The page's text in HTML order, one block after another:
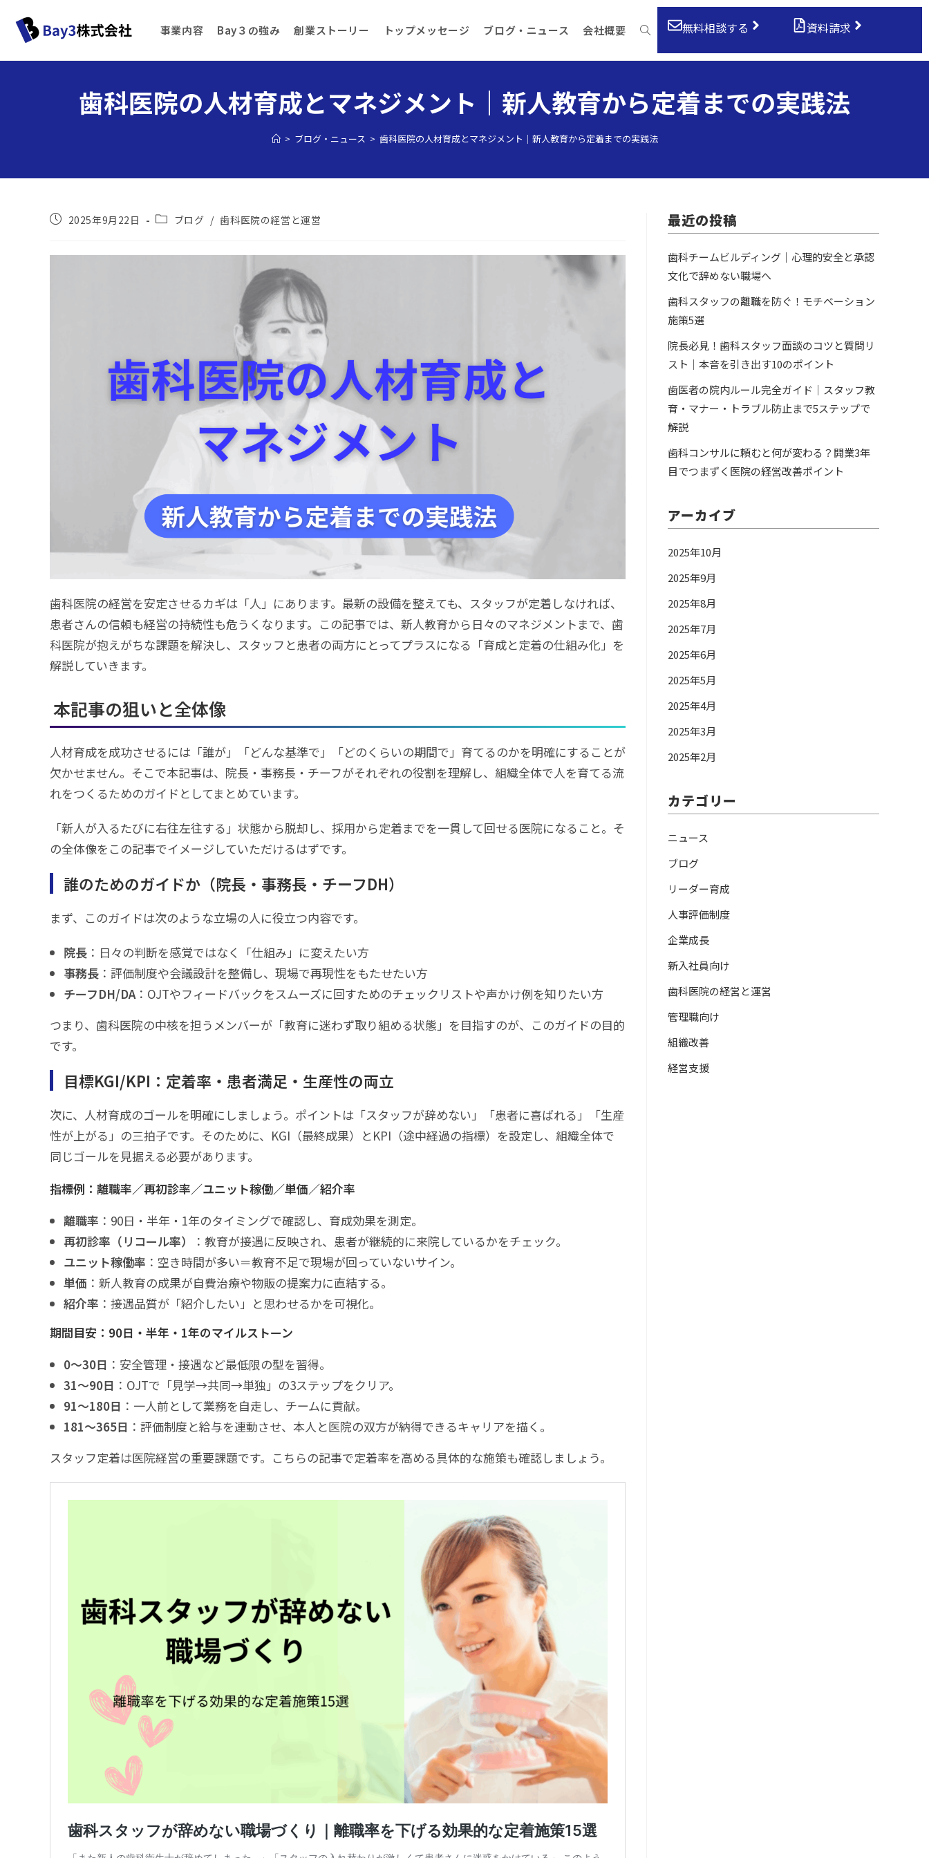
事業内容 Bay３の強み 創業ストーリー トップメッセージ ブログ・ニュース 会社概要 無料相談する 資料請求
歯科医院の人材育成とマネジメント｜新人教育から定着までの実践法
> ブログ・ニュース > 歯科医院の人材育成とマネジメント｜新人教育から定着までの実践法
2025年9月22日 ブログ / 歯科医院の経営と運営
歯科医院の経営を安定させるカギは「人」にあります。最新の設備を整えても、スタッフが定着しなければ、
患者さんの信頼も経営の持続性も危うくなります。この記事では、新人教育から日々のマネジメントまで、歯
科医院が抱えがちな課題を解決し、スタッフと患者の両方にとってプラスになる「育成と定着の仕組み化」を
解説していきます。
本記事の狙いと全体像
人材育成を成功させるには「誰が」「どんな基準で」「どのくらいの期間で」育てるのかを明確にすることが
欠かせません。そこで本記事は、院長・事務長・チーフがそれぞれの役割を理解し、組織全体で人を育てる流
れをつくるためのガイドとしてまとめています。
「新人が入るたびに右往左往する」状態から脱却し、採用から定着までを一貫して回せる医院になること。そ
の全体像をこの記事でイメージしていただけるはずです。
誰のためのガイドか（院長・事務長・チーフDH）
まず、このガイドは次のような立場の人に役立つ内容です。
院長 ：日々の判断を感覚ではなく「仕組み」に変えたい方
事務長 ：評価制度や会議設計を整備し、現場で再現性をもたせたい方
チーフDH/DA ：OJTやフィードバックをスムーズに回すためのチェックリストや声かけ例を知りたい方
つまり、歯科医院の中核を担うメンバーが「教育に迷わず取り組める状態」を目指すのが、このガイドの目的
です。
目標KGI/KPI：定着率・患者満足・生産性の両立
次に、人材育成のゴールを明確にしましょう。ポイントは「スタッフが辞めない」「患者に喜ばれる」「生産
性が上がる」の三拍子です。そのために、KGI（最終成果）とKPI（途中経過の指標）を設定し、組織全体で
同じゴールを見据える必要があります。
指標例：離職率／再初診率／ユニット稼働／単価／紹介率
離職率 ：90日・半年・1年のタイミングで確認し、育成効果を測定。
再初診率（リコール率）
：教育が接遇に反映され、患者が継続的に来院しているかをチェック。
ユニット稼働率 ：空き時間が多い＝教育不足で現場が回っていないサイン。
単価 ：新人教育の成果が自費治療や物販の提案力に直結する。
紹介率 ：接遇品質が「紹介したい」と思わせるかを可視化。
期間目安：90日・半年・1年のマイルストーン
0〜30日 ：安全管理・接遇など最低限の型を習得。
31〜90日 ：OJTで「見学→共同→単独」の3ステップをクリア。
91〜180日 ：一人前として業務を自走し、チームに貢献。
181〜365日 ：評価制度と給与を連動させ、本人と医院の双方が納得できるキャリアを描く。
スタッフ定着は医院経営の重要課題です。こちらの記事で定着率を高める具体的な施策も確認しましょう。
最近の投稿
歯科チームビルディング｜心理的安全と承認
文化で辞めない職場へ
歯科スタッフの離職を防ぐ！モチベーション
施策5選
院長必見！歯科スタッフ面談のコツと質問リ
スト｜本音を引き出す10のポイント
歯医者の院内ルール完全ガイド｜スタッフ教
育・マナー・トラブル防止まで5ステップで
解説
歯科コンサルに頼むと何が変わる？開業3年
目でつまずく医院の経営改善ポイント
アーカイブ
2025年10月
2025年9月
2025年8月
2025年7月
2025年6月
2025年5月
2025年4月
2025年3月
2025年2月
カテゴリー
ニュース
ブログ
リーダー育成
人事評価制度
企業成長
新入社員向け
歯科医院の経営と運営
管理職向け
組織改善
経営支援